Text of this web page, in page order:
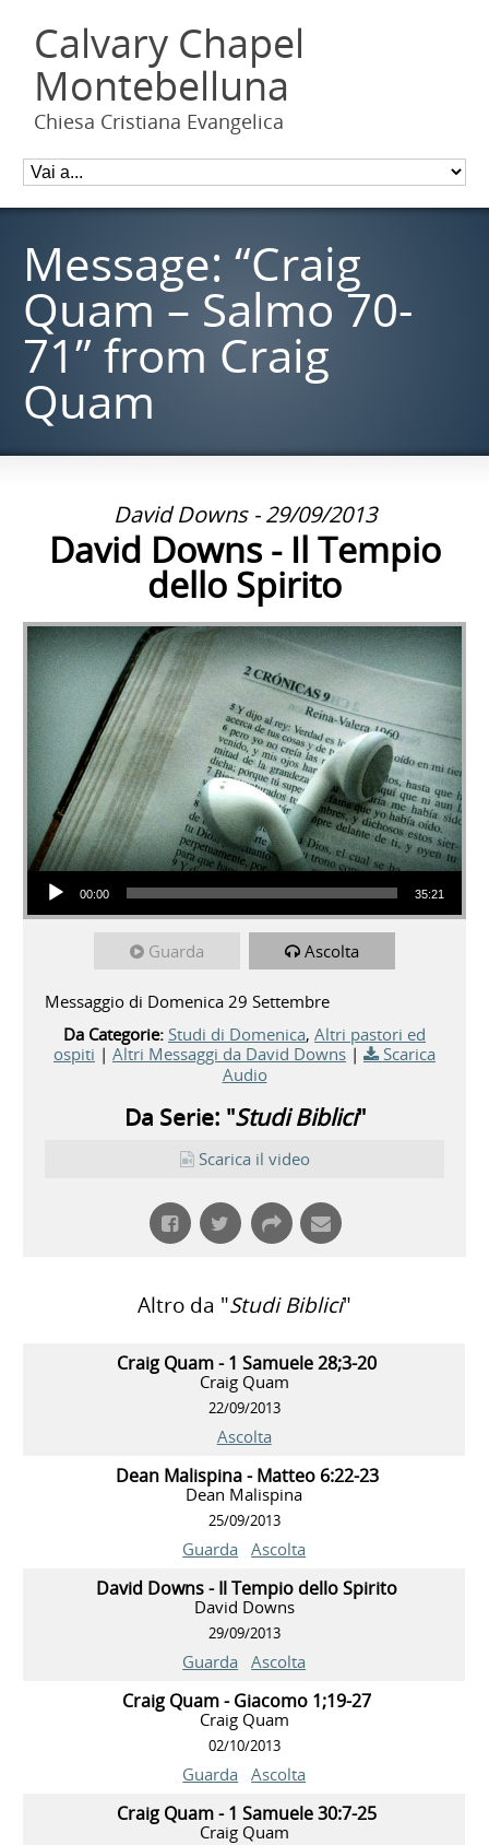
Calvary Chapel
Montebelluna
Chiesa Cristiana Evangelica
Message: “Craig
Quam – Salmo 70-
71” from Craig
Quam
David Downs - 29/09/2013
David Downs - Il Tempio
dello Spirito
Audio Player
00:00 35:21
Guarda Ascolta
Messaggio di Domenica 29 Settembre
Da Categorie: Studi di Domenica, Altri pastori ed
ospiti | Altri Messaggi da David Downs |
Scarica
Audio
Da Serie: "Studi Biblici"
Scarica il video
Altro da "Studi Biblici"
Craig Quam - 1 Samuele 28;3-20
Craig Quam
22/09/2013
Ascolta
Dean Malispina - Matteo 6:22-23
Dean Malispina
25/09/2013
Guarda Ascolta
David Downs - Il Tempio dello Spirito
David Downs
29/09/2013
Guarda Ascolta
Craig Quam - Giacomo 1;19-27
Craig Quam
02/10/2013
Guarda Ascolta
Craig Quam - 1 Samuele 30:7-25
Craig Quam